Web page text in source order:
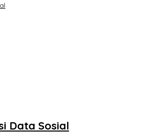
Data Sosial